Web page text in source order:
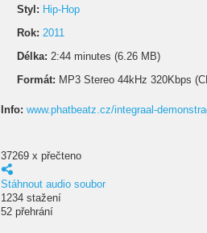
Styl: Hip-Hop
Rok: 2011
Délka: 2:44 minutes (6.26 MB)
Formát: MP3 Stereo 44kHz 320Kbps
Info: www.phatbeatz.cz/integraal-
37269 x přečteno
Stáhnout audio soubor
1234 stažení
52 přehrání